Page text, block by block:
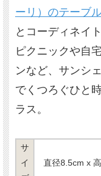
ーリ）のテーブ
とコーディネイ
ピクニックや自
ンなど、サンシ
でくつろぐひと
ラス。
サ
イ
直径8.5cm x